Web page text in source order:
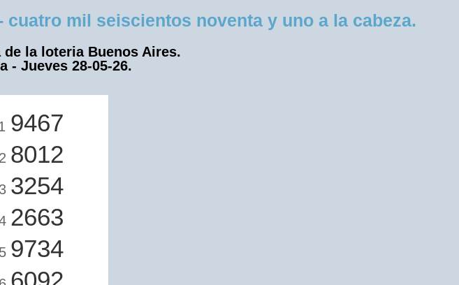
mil seiscientos noventa y uno a la cabeza.
de la loteria Buenos Aires.
- Jueves 28-05-26.
9467
8012
3254
2663
9734